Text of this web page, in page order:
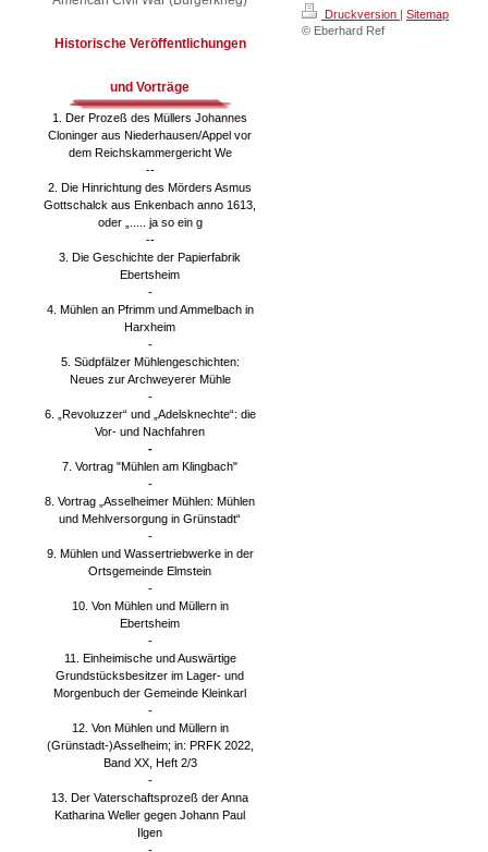
Druckversion | Sitemap
© Eberhard Ref
Historische Veröffentlichungen
und Vorträge
1. Der Prozeß des Müllers Johannes
Cloninger aus Niederhausen/Appel vor
dem Reichskammergericht We
--
2. Die Hinrichtung des Mörders Asmus
Gottschalck aus Enkenbach anno 1613,
oder „..... ja so ein g
--
3. Die Geschichte der Papierfabrik
Ebertsheim
-
4. Mühlen an Pfrimm und Ammelbach in
Harxheim
-
5. Südpfälzer Mühlengeschichten:
Neues zur Archweyerer Mühle
-
6. „Revoluzzer“ und „Adelsknechte“: die
Vor- und Nachfahren
-
7. Vortrag "Mühlen am Klingbach"
-
8. Vortrag „Asselheimer Mühlen: Mühlen
und Mehlversorgung in Grünstadt“
-
9. Mühlen und Wassertriebwerke in der
Ortsgemeinde Elmstein
-
10. Von Mühlen und Müllern in
Ebertsheim
-
11. Einheimische und Auswärtige
Grundstücksbesitzer im Lager- und
Morgenbuch der Gemeinde Kleinkarl
-
12. Von Mühlen und Müllern in
(Grünstadt-)Asselheim; in: PRFK 2022,
Band XX, Heft 2/3
-
13. Der Vaterschaftsprozeß der Anna
Katharina Weller gegen Johann Paul
Ilgen